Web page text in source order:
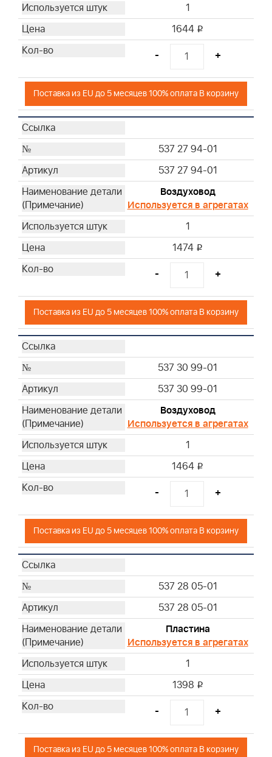
1
1644 i
- +
Поставка из EU до 5 месяцев 100% оплата В корзину
537 27 94-01
537 27 94-01
Воздуховод
Используется в агрегатах
1
1474 i
- +
Поставка из EU до 5 месяцев 100% оплата В корзину
537 30 99-01
537 30 99-01
Воздуховод
Используется в агрегатах
1
1464 i
- +
Поставка из EU до 5 месяцев 100% оплата В корзину
537 28 05-01
537 28 05-01
Пластина
Используется в агрегатах
1
1398 i
- +
Поставка из EU до 5 месяцев 100% оплата В корзину